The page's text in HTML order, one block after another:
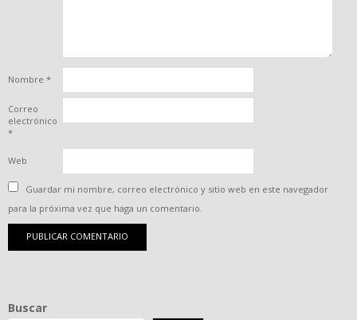
Nombre *
Correo
electrónico
*
Web
Guardar mi nombre, correo electrónico y sitio web en este navegador
para la próxima vez que haga un comentario.
Buscar